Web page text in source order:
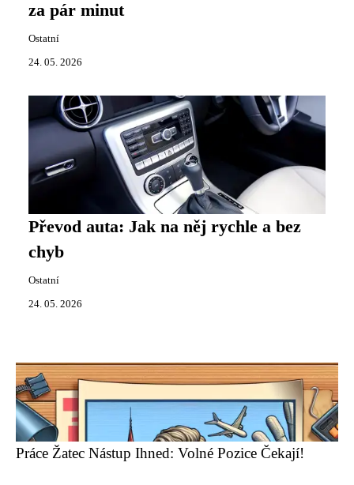
za pár minut
Ostatní
24. 05. 2026
Převod auta: Jak na něj rychle a bez
chyb
Ostatní
24. 05. 2026
Práce Žatec Nástup Ihned: Volné Pozice Čekají!